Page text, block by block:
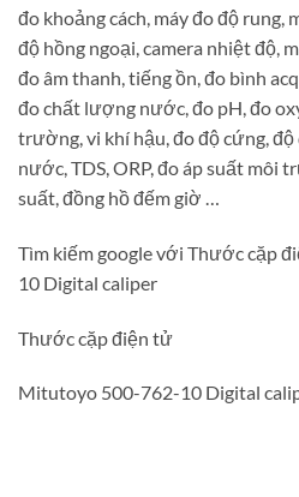
đo khoảng cách, máy đo độ rung,
độ hồng ngoại, camera nhiệt độ,
đo âm thanh, tiếng ồn, đo bình
đo chất lượng nước, đo pH, đo
trường, vi khí hậu, đo độ cứng,
nước, TDS, ORP, đo áp suất môi
suất, đồng hồ đếm giờ …
Tìm kiếm google với Thước cặp
10 Digital caliper
Thước cặp điện tử
Mitutoyo 500-762-10 Digital